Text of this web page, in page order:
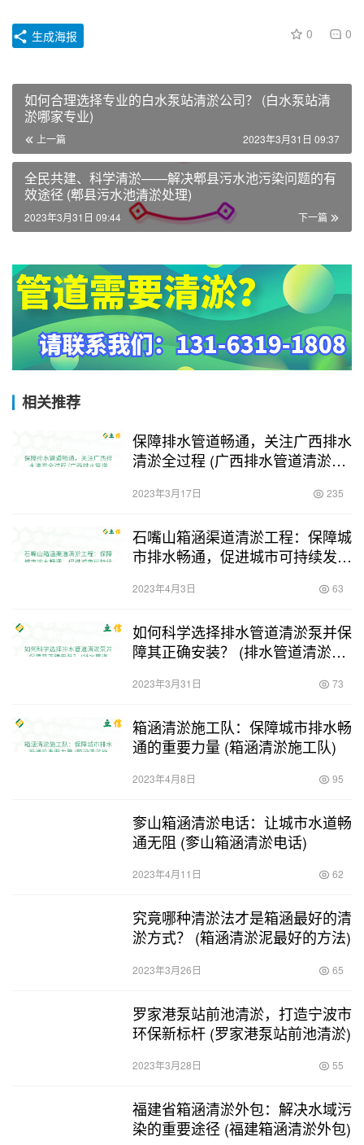
0 0
生成海报
如何合理选择专业的白水泵站清淤公司？ (白水泵站清
淤哪家专业)
上一篇 2023年3月31日 09:37
全民共建、科学清淤——解决郫县污水池污染问题的有
效途径 (郫县污水池清淤处理)
下一篇
2023年3月31日 09:44
相关推荐
保障排水管道畅通，关注广西排水
清淤全过程 (广西排水管道清淤可
2023年3月17日 235
石嘴山箱涵渠道清淤工程：保障城
市排水畅通，促进城市可持续发展
2023年4月3日 63
如何科学选择排水管道清淤泵并保
障其正确安装？ (排水管道清淤泵
2023年3月31日 73
箱涵清淤施工队：保障城市排水畅
通的重要力量 (箱涵清淤施工队)
2023年4月8日 95
奓山箱涵清淤电话：让城市水道畅
通无阻 (奓山箱涵清淤电话)
2023年4月11日 62
究竟哪种清淤法才是箱涵最好的清
淤方式？ (箱涵清淤泥最好的方法)
2023年3月26日 65
罗家港泵站前池清淤，打造宁波市
环保新标杆 (罗家港泵站前池清淤)
2023年3月28日 55
福建省箱涵清淤外包：解决水域污
染的重要途径 (福建箱涵清淤外包)